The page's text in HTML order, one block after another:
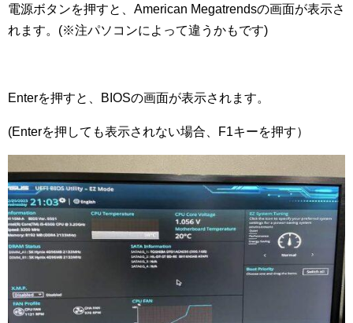
電源ボタンを押すと、American Megatrendsの画面が表示さ
れます。(※注パソコンによって違うかもです)
Enterを押すと、BIOSの画面が表示されます。
(Enterを押しても表示されない場合、F1キーを押す）